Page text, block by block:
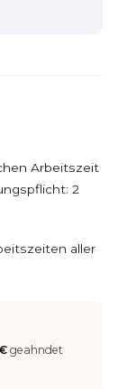
Arbeitszeit
2
aller
geahndet